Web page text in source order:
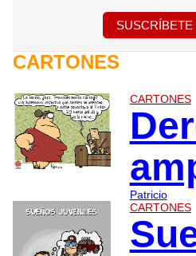
SUSCRÍBETE
CARTONES
CARTONES
Patricio
CARTONES